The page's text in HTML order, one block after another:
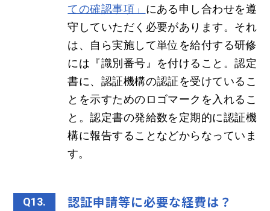
ての確認事項」 にある申し合わせを遵
守していただく必要があります。それ
は、自ら実施して単位を給付する研修
には『識別番号』を付けること。認定
書に、認証機構の認証を受けているこ
とを示すためのロゴマークを入れるこ
と。認定書の発給数を定期的に認証機
構に報告することなどからなっていま
す。
Q13. 認証申請等に必要な経費は？